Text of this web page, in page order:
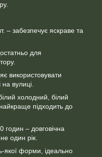
– забезпечує яскраве та
для
використовувати
на вулиці.
холодний, білий
підходить до
годин – довговічна
один рік.
якої форми, ідеально